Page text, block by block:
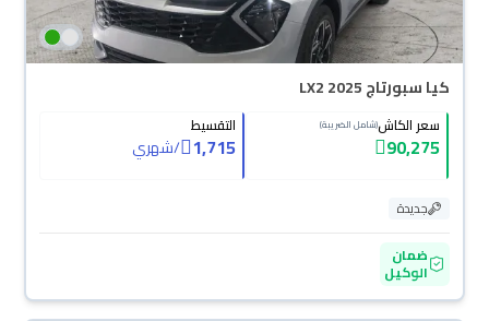
كيا سبورتاج LX2 2025
سعر الكاش(شامل الضريبة)
90,275
التقسيط
1,715
/شهري
جديدة
ضمان
الوكيل